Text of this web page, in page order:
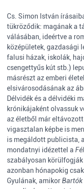
Cs. Simon István
tükröződik: magának a
válásában, ideértve a
középületek, gazdasági
falusi házak, iskolák,
csengettyűs kút stb.)
másrészt az emberi
elsivárosodásának az
Délvidék és a délvidéki
krónikájaként olvassuk
az életből már
vigasztalan képbe is
is megáldott publicista,
mondatnyi idézettel a
szabályosan
azonban hónapokig
Gyulának, amikorBartók